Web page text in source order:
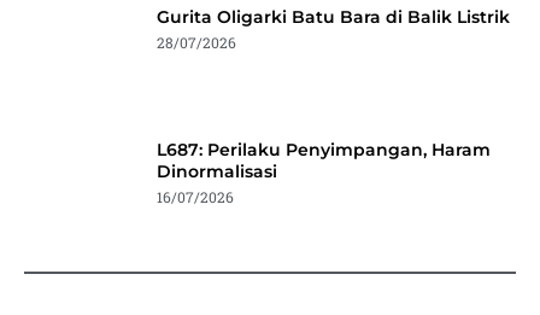
Gurita Oligarki Batu Bara di Balik Listrik
28/07/2026
L687: Perilaku Penyimpangan, Haram
Dinormalisasi
16/07/2026